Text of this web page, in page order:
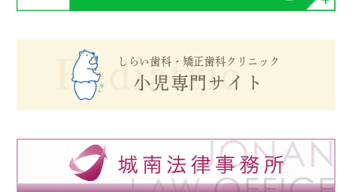
しらい歯科・矯正歯科クリニック
小児専門サイト
Pediatric